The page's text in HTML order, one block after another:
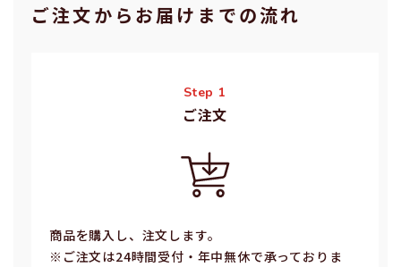
ご注⽂からお届けまでの流れ
Step 1
ご注⽂
商品を購入し、注文します。
※ご注⽂は24時間受付・年中無休で承っておりま